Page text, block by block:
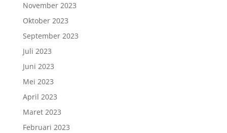
November 2023
Oktober 2023
September 2023
Juli 2023
Juni 2023
Mei 2023
April 2023
Maret 2023
Februari 2023